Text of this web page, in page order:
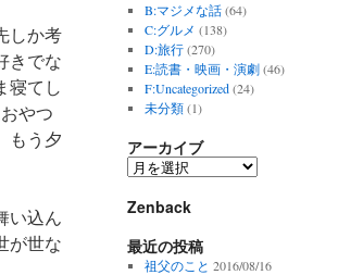
しか考
きでな
寝てし
やつ
もう夕
い込ん
が世な
B:マジメな話(64)
C:グルメ (138)
D:旅行(270)
E:読書・映画・演劇(46)
F:Uncategorized(24)
未分類(1)
アーカイブ
ア
カ
ブ
Zenback
最近の投稿
祖父のこと 2016/08/16